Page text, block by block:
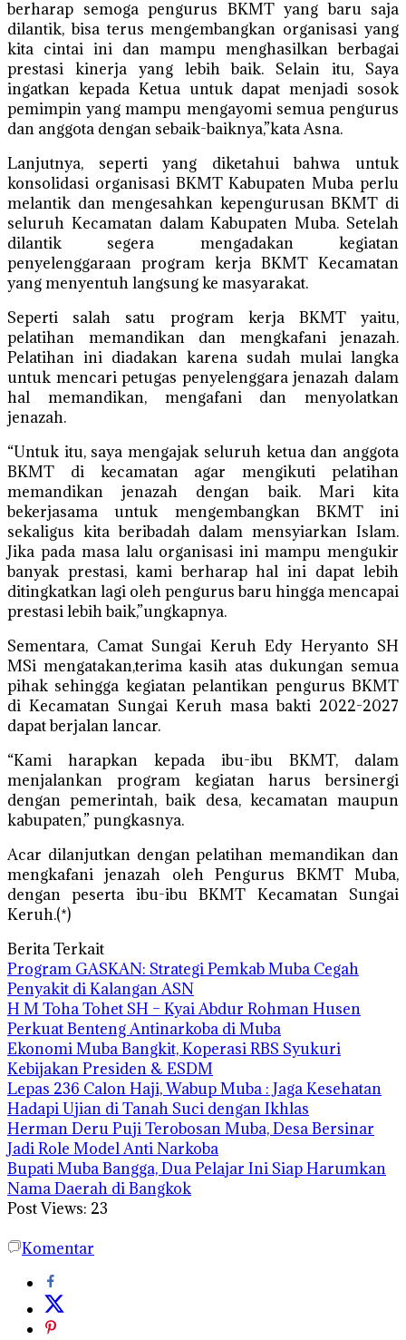
berharap semoga pengurus BKMT yang baru saja
dilantik, bisa terus mengembangkan organisasi yang
kita cintai ini dan mampu menghasilkan berbagai
prestasi kinerja yang lebih baik. Selain itu, Saya
ingatkan kepada Ketua untuk dapat menjadi sosok
pemimpin yang mampu mengayomi semua pengurus
dan anggota dengan sebaik-baiknya,”kata Asna.
Lanjutnya, seperti yang diketahui bahwa untuk
konsolidasi organisasi BKMT Kabupaten Muba perlu
melantik dan mengesahkan kepengurusan BKMT di
seluruh Kecamatan dalam Kabupaten Muba. Setelah
dilantik segera mengadakan kegiatan
penyelenggaraan program kerja BKMT Kecamatan
yang menyentuh langsung ke masyarakat.
Seperti salah satu program kerja BKMT yaitu,
pelatihan memandikan dan mengkafani jenazah.
Pelatihan ini diadakan karena sudah mulai langka
untuk mencari petugas penyelenggara jenazah dalam
hal memandikan, mengafani dan menyolatkan
jenazah.
“Untuk itu, saya mengajak seluruh ketua dan anggota
BKMT di kecamatan agar mengikuti pelatihan
memandikan jenazah dengan baik. Mari kita
bekerjasama untuk mengembangkan BKMT ini
sekaligus kita beribadah dalam mensyiarkan Islam.
Jika pada masa lalu organisasi ini mampu mengukir
banyak prestasi, kami berharap hal ini dapat lebih
ditingkatkan lagi oleh pengurus baru hingga mencapai
prestasi lebih baik,”ungkapnya.
Sementara, Camat Sungai Keruh Edy Heryanto SH
MSi mengatakan,terima kasih atas dukungan semua
pihak sehingga kegiatan pelantikan pengurus BKMT
di Kecamatan Sungai Keruh masa bakti 2022-2027
dapat berjalan lancar.
“Kami harapkan kepada ibu-ibu BKMT, dalam
menjalankan program kegiatan harus bersinergi
dengan pemerintah, baik desa, kecamatan maupun
kabupaten,” pungkasnya.
Acar dilanjutkan dengan pelatihan memandikan dan
mengkafani jenazah oleh Pengurus BKMT Muba,
dengan peserta ibu-ibu BKMT Kecamatan Sungai
Keruh.(*)
Berita Terkait
Program GASKAN: Strategi Pemkab Muba Cegah
Penyakit di Kalangan ASN
H M Toha Tohet SH – Kyai Abdur Rohman Husen
Perkuat Benteng Antinarkoba di Muba
Ekonomi Muba Bangkit, Koperasi RBS Syukuri
Kebijakan Presiden & ESDM
Lepas 236 Calon Haji, Wabup Muba : Jaga Kesehatan
Hadapi Ujian di Tanah Suci dengan Ikhlas
Herman Deru Puji Terobosan Muba, Desa Bersinar
Jadi Role Model Anti Narkoba
Bupati Muba Bangga, Dua Pelajar Ini Siap Harumkan
Nama Daerah di Bangkok
Post Views: 23
Komentar